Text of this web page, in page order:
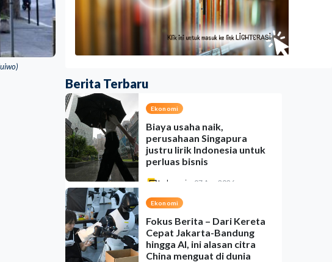
Berita Terbaru
Ekonomi
Biaya usaha naik,
perusahaan Singapura
justru lirik Indonesia untuk
perluas bisnis
Indonesia 07 Aug 2026
Ekonomi
Fokus Berita – Dari Kereta
Cepat Jakarta-Bandung
hingga AI, ini alasan citra
China menguat di dunia